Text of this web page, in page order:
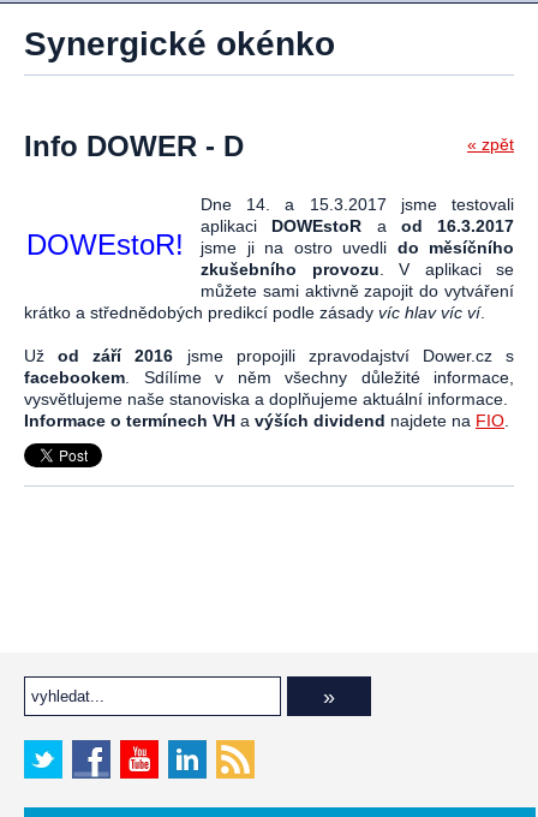
Synergické okénko
Info DOWER - D « zpět
DOWEstoR!
Dne 14. a 15.3.2017 jsme testovali
aplikaci DOWEstoR a od 16.3.2017
jsme ji na ostro uvedli do měsíčního
zkušebního provozu . V aplikaci se
můžete sami aktivně zapojit do vytváření
krátko a střednědobých predikcí podle zásady víc hlav víc ví.
Užod září 2016 jsme propojili zpravodajství Dower.cz s
facebookem . Sdílíme v něm všechny důležité informace,
vysvětlujeme naše stanoviska a doplňujeme aktuální informace.
Informace o termínech VH a výších dividend najdete na FIO